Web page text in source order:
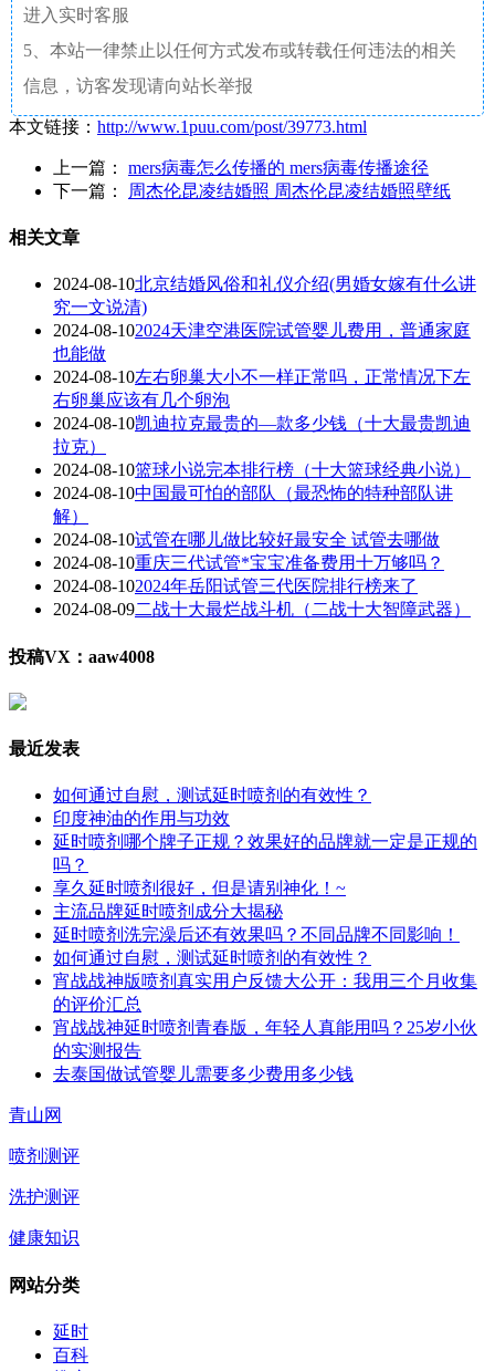
进入实时客服
5、本站一律禁止以任何方式发布或转载任何违法的相关
信息，访客发现请向站长举报
本文链接： http://www.1puu.com/post/39773.html
上一篇： mers病毒怎么传播的 mers病毒传播途径
下一篇：
周杰伦昆凌结婚照 周杰伦昆凌结婚照壁纸
相关文章
2024-08-10北京结婚风俗和礼仪介绍(男婚女嫁有什么讲
究一文说清)
2024-08-102024天津空港医院试管婴儿费用，普通家庭
也能做
2024-08-10左右卵巢大小不一样正常吗，正常情况下左
右卵巢应该有几个卵泡
2024-08-10凯迪拉克最贵的—款多少钱（十大最贵凯迪
拉克）
2024-08-10篮球小说完本排行榜（十大篮球经典小说）
2024-08-10中国最可怕的部队（最恐怖的特种部队讲
解）
2024-08-10试管在哪儿做比较好最安全 试管去哪做
2024-08-10重庆三代试管*宝宝准备费用十万够吗？
2024-08-102024年岳阳试管三代医院排行榜来了
2024-08-09二战十大最烂战斗机（二战十大智障武器）
投稿VX：aaw4008
最近发表
如何通过自慰，测试延时喷剂的有效性？
印度神油的作用与功效
延时喷剂哪个牌子正规？效果好的品牌就一定是正规的
吗？
享久延时喷剂很好，但是请别神化！~
主流品牌延时喷剂成分大揭秘
延时喷剂洗完澡后还有效果吗？不同品牌不同影响！
如何通过自慰，测试延时喷剂的有效性？
宵战战神版喷剂真实用户反馈大公开：我用三个月收集
的评价汇总
宵战战神延时喷剂青春版，年轻人真能用吗？25岁小伙
的实测报告
去泰国做试管婴儿需要多少费用多少钱
青山网
喷剂测评
洗护测评
健康知识
网站分类
延时
百科